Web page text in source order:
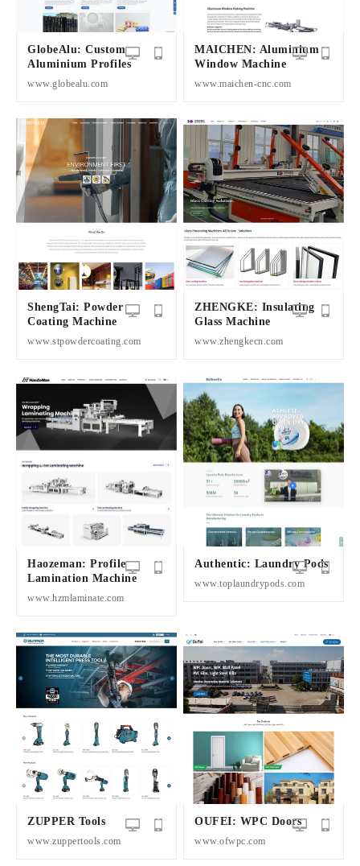
GlobeAlu: Custom
Aluminium Profiles
www.globealu.com
MAICHEN: Aluminium
Window Machine
www.maichen-cnc.com
ShengTai: Powder
Coating Machine
www.stpowdercoating.com
ZHENGKE: Insulating
Glass Machine
www.zhengkecn.com
Haozeman: Profile
Lamination Machine
www.hzmlaminate.com
Authentic: Laundry Pods
www.toplaundrypods.com
ZUPPER Tools
www.zuppertools.com
OUFEI: WPC Doors
www.ofwpc.com